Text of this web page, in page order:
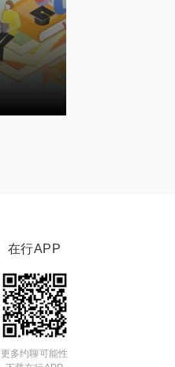
在行APP
更多约聊可能性